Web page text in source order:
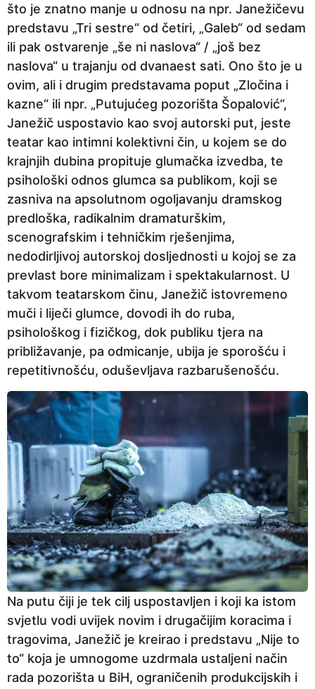
što je znatno manje u odnosu na npr. Janežičevu
predstavu „Tri sestre“ od četiri, „Galeb“ od sedam
ili pak ostvarenje „še ni naslova“ / „još bez
naslova“ u trajanju od dvanaest sati. Ono što je u
ovim, ali i drugim predstavama poput „Zločina i
kazne“ ili npr. „Putujućeg pozorišta Šopalović“,
Janežič uspostavio kao svoj autorski put, jeste
teatar kao intimni kolektivni čin, u kojem se do
krajnjih dubina propituje glumačka izvedba, te
psihološki odnos glumca sa publikom, koji se
zasniva na apsolutnom ogoljavanju dramskog
predloška, radikalnim dramaturškim,
scenografskim i tehničkim rješenjima,
nedodirljivoj autorskoj dosljednosti u kojoj se za
prevlast bore minimalizam i spektakularnost. U
takvom teatarskom činu, Janežič istovremeno
muči i liječi glumce, dovodi ih do ruba,
psihološkog i fizičkog, dok publiku tjera na
približavanje, pa odmicanje, ubija je sporošću i
repetitivnošću, oduševljava razbarušenošću.
Na putu čiji je tek cilj uspostavljen i koji ka istom
svjetlu vodi uvijek novim i drugačijim koracima i
tragovima, Janežič je kreirao i predstavu „Nije to
to“ koja je umnogome uzdrmala ustaljeni način
rada pozorišta u BiH, ograničenih produkcijskih i